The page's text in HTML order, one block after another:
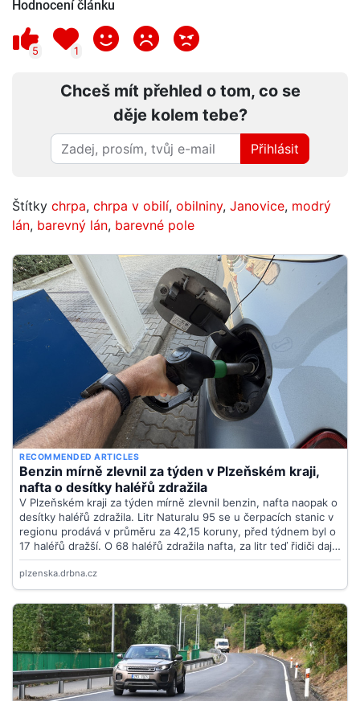
Hodnocení článku
5 1
Chceš mít přehled o tom, co se
děje kolem tebe?
Přihlásit
Štítky chrpa, chrpa v obilí, obilniny, Janovice, modrý
lán, barevný lán, barevné pole